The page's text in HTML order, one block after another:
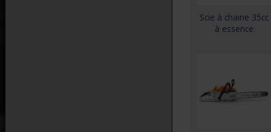
Scie à chaine 35cc
à essence